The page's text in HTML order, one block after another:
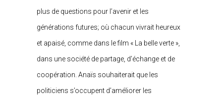
plus de questions pour l’avenir et les
générations futures; où chacun vivrait heureux
et apaisé, comme dans le film « La belle verte »,
dans une société de partage, d’échange et de
coopération. Anaïs souhaiterait que les
politiciens s’occupent d’améliorer les